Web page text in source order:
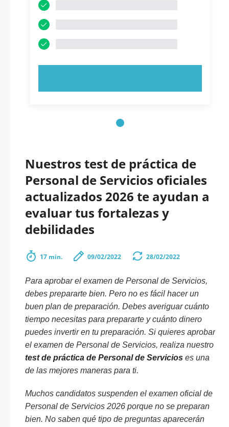
Nuestros test de práctica de
Personal de Servicios oficiales
actualizados 2026 te ayudan a
evaluar tus fortalezas y
debilidades
17 min. 09/02/2022 28/02/2022
Para aprobar el examen de Personal de Servicios,
debes prepararte bien. Pero no es fácil hacer un
buen plan de preparación. Debes averiguar cuánto
tiempo necesitas para prepararte y cuánto dinero
puedes invertir en tu preparación. Si quieres aprobar
el examen de Personal de Servicios, realiza nuestro
test de práctica de Personal de Servicios es una
de las mejores maneras para ti.
Muchos candidatos suspenden el examen oficial de
Personal de Servicios 2026 porque no se preparan
bien. No saben qué tipo de preguntas aparecerán